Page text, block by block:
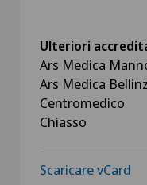
Ulteriori
Ars Medica
Ars Medica
Centromedico
Chiasso
Scaricare vCard